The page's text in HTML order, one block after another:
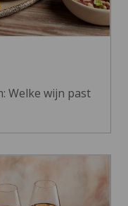
Welke wijn past